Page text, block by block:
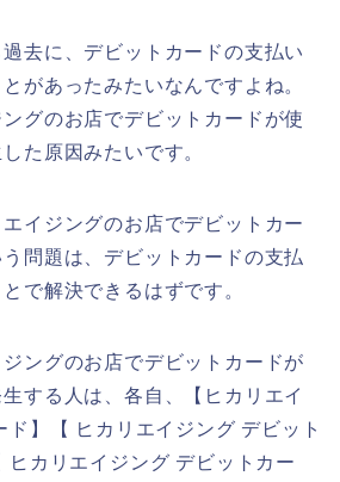
去に、デビットカードの支払い
があったみたいなんですよね。
グのお店でデビットカードが使
た原因みたいです。
イジングのお店でデビットカー
問題は、デビットカードの支払
で解決できるはずです。
ングのお店でデビットカードが
する人は、各自、【ヒカリエイ
ド】【 ヒカリエイジング デビット
カリエイジング デビットカー